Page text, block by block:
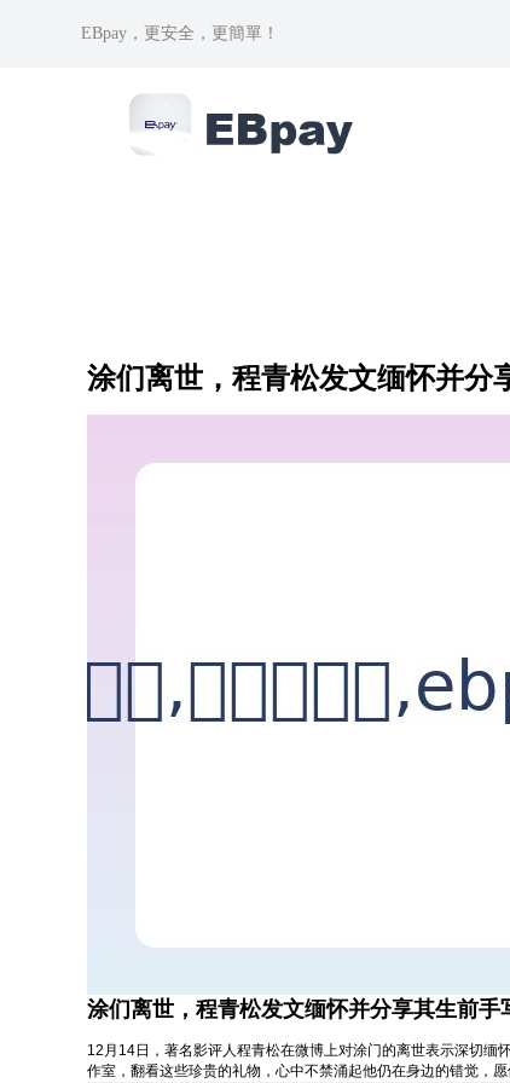
EBpay，更安全，更簡單！
涂们离世，程青松发文缅怀并分
涂们离世，程青松发文缅怀并分享其生前手
12月14日，著名影评人程青松在微博上对涂门的离世表示深切缅
作室，翻看这些珍贵的礼物，心中不禁涌起他仍在身边的错觉，